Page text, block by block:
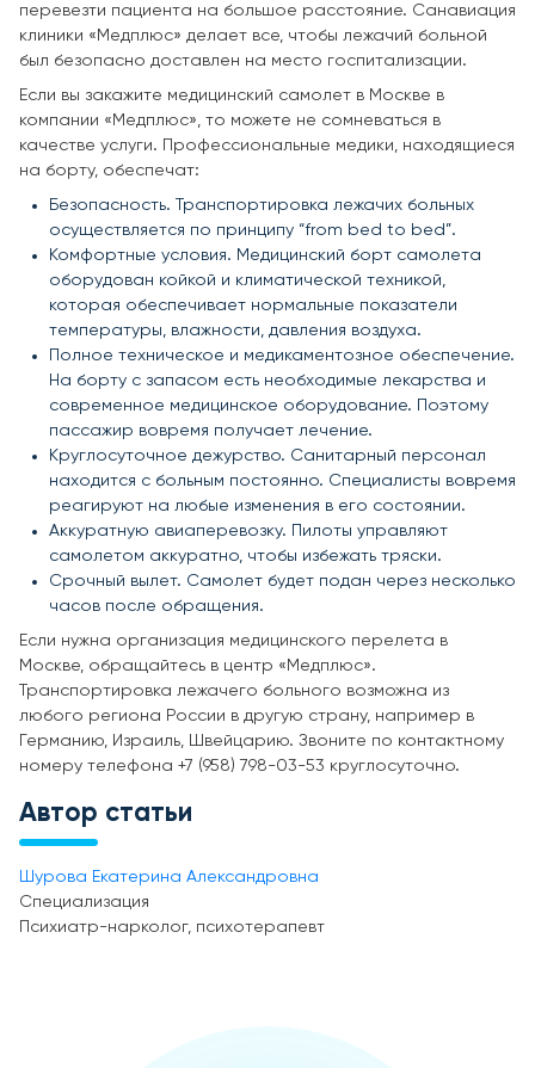
перевезти пациента на большое расстояние. Санавиация
клиники «Медплюс» делает все, чтобы лежачий больной
был безопасно доставлен на место госпитализации.
Если вы закажите медицинский самолет в Москве в
компании «Медплюс», то можете не сомневаться в
качестве услуги. Профессиональные медики, находящиеся
на борту, обеспечат:
Безопасность. Транспортировка лежачих больных
осуществляется по принципу “from bed to bed”.
Комфортные условия. Медицинский борт самолета
оборудован койкой и климатической техникой,
которая обеспечивает нормальные показатели
температуры, влажности, давления воздуха.
Полное техническое и медикаментозное обеспечение.
На борту с запасом есть необходимые лекарства и
современное медицинское оборудование. Поэтому
пассажир вовремя получает лечение.
Круглосуточное дежурство. Санитарный персонал
находится с больным постоянно. Специалисты вовремя
реагируют на любые изменения в его состоянии.
Аккуратную авиаперевозку. Пилоты управляют
самолетом аккуратно, чтобы избежать тряски.
Срочный вылет. Самолет будет подан через несколько
часов после обращения.
Если нужна организация медицинского перелета в
Москве, обращайтесь в центр «Медплюс».
Транспортировка лежачего больного возможна из
любого региона России в другую страну, например в
Германию, Израиль, Швейцарию. Звоните по контактному
номеру телефона +7 (958) 798-03-53 круглосуточно.
Автор статьи
Шурова Екатерина Александровна
Специализация
Психиатр-нарколог, психотерапевт